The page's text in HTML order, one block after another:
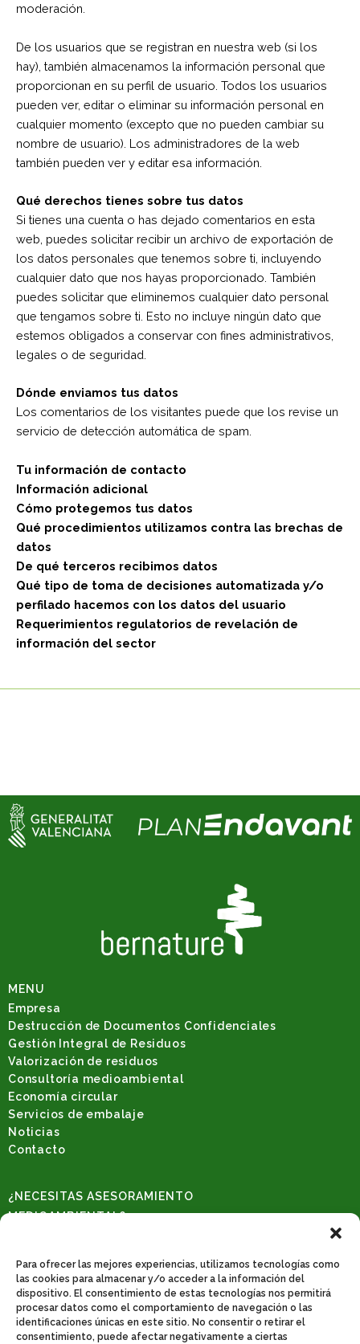
Para ofrecer las mejores experiencias, utilizamos tecnologías como
las cookies para almacenar y/o acceder a la información del
dispositivo. El consentimiento de estas tecnologías nos permitirá
procesar datos como el comportamiento de navegación o las
identificaciones únicas en este sitio. No consentir o retirar el
consentimiento, puede afectar negativamente a ciertas
moderación.
De los usuarios que se registran en nuestra web (si los
hay), también almacenamos la información personal que
proporcionan en su perfil de usuario. Todos los usuarios
pueden ver, editar o eliminar su información personal en
cualquier momento (excepto que no pueden cambiar su
nombre de usuario). Los administradores de la web
también pueden ver y editar esa información.
Qué derechos tienes sobre tus datos
Si tienes una cuenta o has dejado comentarios en esta
web, puedes solicitar recibir un archivo de exportación de
los datos personales que tenemos sobre ti, incluyendo
cualquier dato que nos hayas proporcionado. También
puedes solicitar que eliminemos cualquier dato personal
que tengamos sobre ti. Esto no incluye ningún dato que
estemos obligados a conservar con fines administrativos,
legales o de seguridad.
Dónde enviamos tus datos
Los comentarios de los visitantes puede que los revise un
servicio de detección automática de spam.
Tu información de contacto
Información adicional
Cómo protegemos tus datos
Qué procedimientos utilizamos contra las brechas de
datos
De qué terceros recibimos datos
Qué tipo de toma de decisiones automatizada y/o
perfilado hacemos con los datos del usuario
Requerimientos regulatorios de revelación de
información del sector
MENU
Empresa
Destrucción de Documentos Confidenciales
Gestión Integral de Residuos
Valorización de residuos
Consultoría medioambiental
Economía circular
Servicios de embalaje
Noticias
Contacto
¿NECESITAS ASESORAMIENTO
MEDIOAMBIENTAL?
REDES SOCIALES
CONTACTO